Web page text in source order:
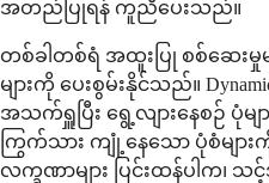
အတည်ပြုရန် ကူညီပေးသည်။
တစ်ခါတစ်ရံ အထူးပြု စစ်ဆေး
များကို ပေးစွမ်းနိုင်သည်။
အသက်ရှူပြီး ရွေ့လျားနေစဉ် ပုံ
ကြွက်သား ကျုံ့နေသော ပုံစံမျာ
လက္ခဏာများ ပြင်းထန်ပါက၊